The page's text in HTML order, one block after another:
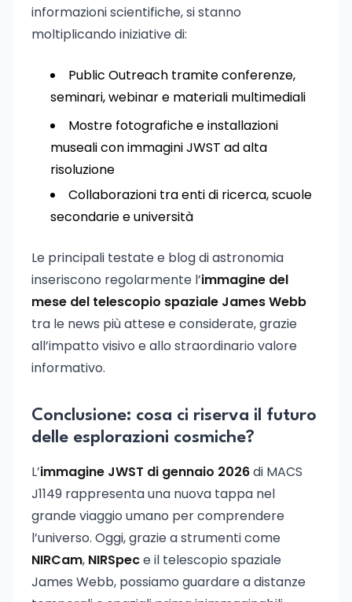
informazioni scientifiche, si stanno
moltiplicando iniziative di:
Public Outreach tramite conferenze,
seminari, webinar e materiali multimediali
Mostre fotografiche e installazioni
museali con immagini JWST ad alta
risoluzione
Collaborazioni tra enti di ricerca, scuole
secondarie e università
Le principali testate e blog di astronomia
inseriscono regolarmente l’immagine del
mese del telescopio spaziale James Webb
tra le news più attese e considerate, grazie
all’impatto visivo e allo straordinario valore
informativo.
Conclusione: cosa ci riserva il futuro
delle esplorazioni cosmiche?
L’immagine JWST di gennaio 2026di MACS
J1149 rappresenta una nuova tappa nel
grande viaggio umano per comprendere
l’universo. Oggi, grazie a strumenti come
NIRCam, NIRSpece il telescopio spaziale
James Webb, possiamo guardare a distanze